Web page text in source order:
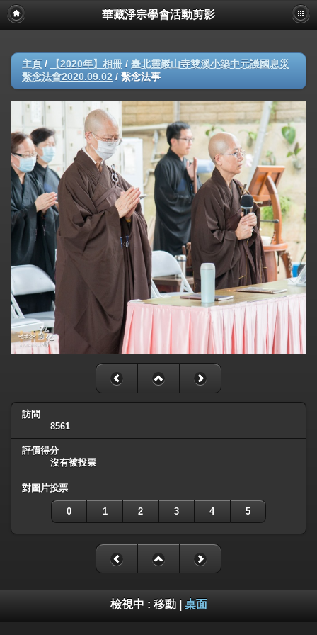
華藏淨宗學會活動剪影
主頁 / 【2020年】相冊 / 臺北靈巖山寺雙溪小築中元護國息災
繫念法會2020.09.02 / 繫念法事
訪問
8561
評價得分
沒有被投票
對圖片投票
0 1 2 3 4 5
檢視中 : 移動| 桌面